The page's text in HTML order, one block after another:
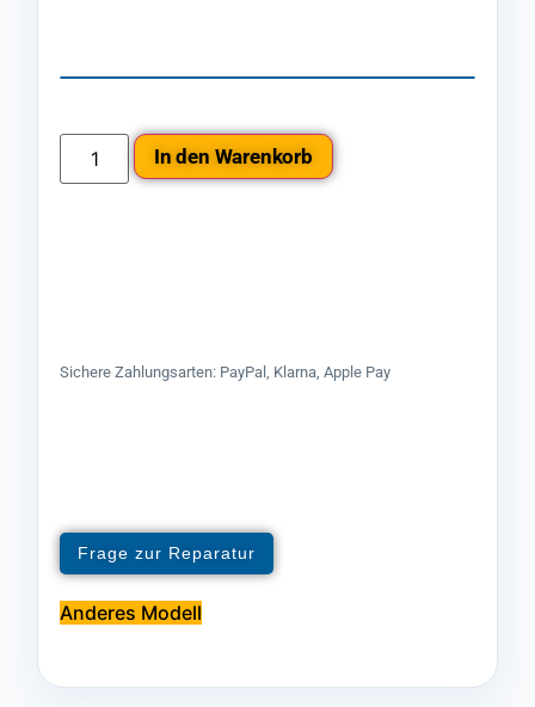
In den Warenkorb
Sichere Zahlungsarten: PayPal, Klarna, Apple Pay
Frage zur Reparatur
Anderes Modell